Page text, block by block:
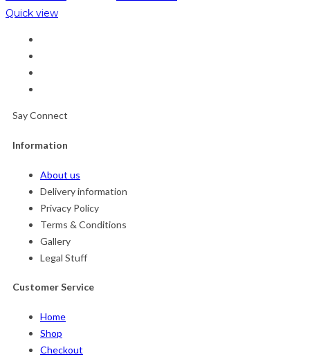
Quick view
Say Connect
Information
About us
Delivery information
Privacy Policy
Terms & Conditions
Gallery
Legal Stuff
Customer Service
Home
Shop
Checkout